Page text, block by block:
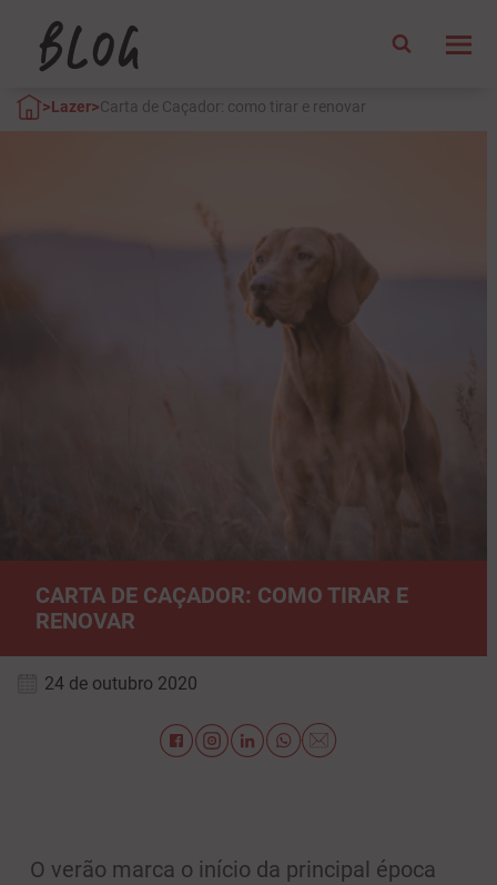
>Lazer>Carta de Caçador: como tirar e renovar
CARTA DE CAÇADOR: COMO TIRAR E
RENOVAR
24 de outubro 2020
O verão marca o início da principal época